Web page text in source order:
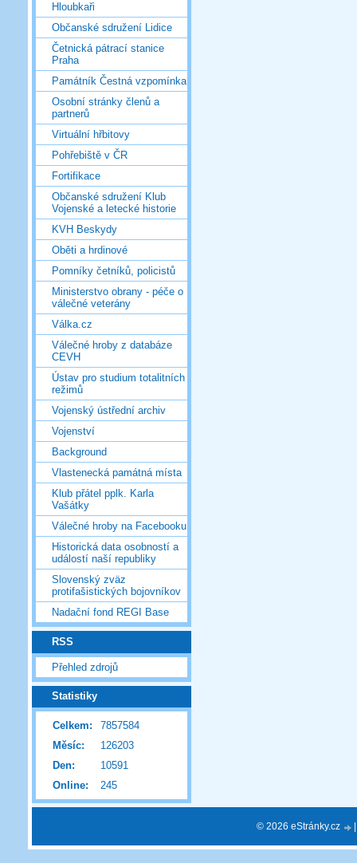
Hloubkaři
Občanské sdružení Lidice
Četnická pátrací stanice
Praha
Památník Čestná vzpomínka
Osobní stránky členů a
partnerů
Virtuální hřbitovy
Pohřebiště v ČR
Fortifikace
Občanské sdružení Klub
Vojenské a letecké historie
KVH Beskydy
Oběti a hrdinové
Pomníky četníků, policistů
Ministerstvo obrany - péče o
válečné veterány
Válka.cz
Válečné hroby z databáze
CEVH
Ústav pro studium totalitních
režimů
Vojenský ústřední archiv
Vojenství
Background
Vlastenecká památná místa
Klub přátel pplk. Karla
Vašátky
Válečné hroby na Facebooku
Historická data osobností a
událostí naší republiky
Slovenský zväz
protifašistických bojovníkov
Nadační fond REGI Base
RSS
Přehled zdrojů
Statistiky
Online: 245
Celkem:
7857584
Měsíc:
126203
Den:
10591
© 2026 eStránky.cz